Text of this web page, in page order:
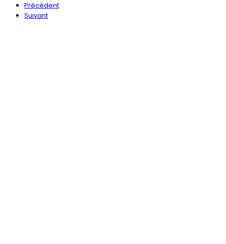
Précédent
Suivant